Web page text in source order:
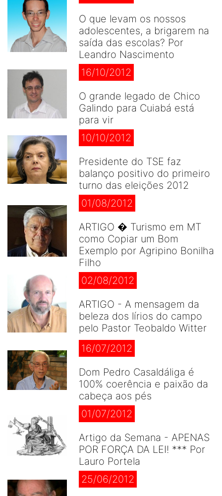
O que levam os nossos
adolescentes, a brigarem na
saída das escolas? Por
Leandro Nascimento
16/10/2012
O grande legado de Chico
Galindo para Cuiabá está
para vir
10/10/2012
Presidente do TSE faz
balanço positivo do primeiro
turno das eleições 2012
01/08/2012
ARTIGO � Turismo em MT
como Copiar um Bom
Exemplo por Agripino Bonilha
Filho
02/08/2012
ARTIGO - A mensagem da
beleza dos lírios do campo
pelo Pastor Teobaldo Witter
16/07/2012
Dom Pedro Casaldáliga é
100% coerência e paixão da
cabeça aos pés
01/07/2012
Artigo da Semana - APENAS
POR FORÇA DA LEI! *** Por
Lauro Portela
25/06/2012